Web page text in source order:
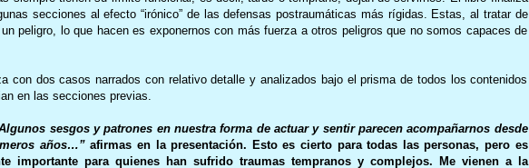
secciones al efecto “irónico” de las defensas postraumáticas más rígidas. Estas, al tratar de
peligro, lo que hacen es exponernos con más fuerza a otros peligros que no somos capaces de
con dos casos narrados con relativo detalle y analizados bajo el prisma de todos los contenidos
en las secciones previas.
sesgos y patrones en nuestra forma de actuar y sentir parecen acompañarnos desde
años…”afirmas en la presentación. Esto es cierto para todas las personas, pero es
importante para quienes han sufrido traumas tempranos y complejos. Me vienen a la